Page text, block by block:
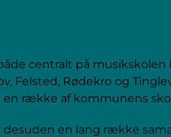
centralt på musikskolen
Felsted, Rødekro og
række af kommunens
desuden en lang række